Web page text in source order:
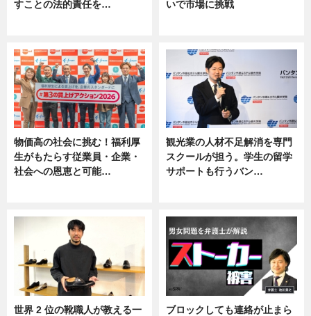
すことの法的責任を… いで市場に挑戦
物価高の社会に挑む！福利厚
生がもたらす従業員・企業・
社会への恩恵と可能…
観光業の人材不足解消を専門
スクールが担う。学生の留学
サポートも行うバン…
世界 2 位の靴職人が教える一
ブロックしても連絡が止まら